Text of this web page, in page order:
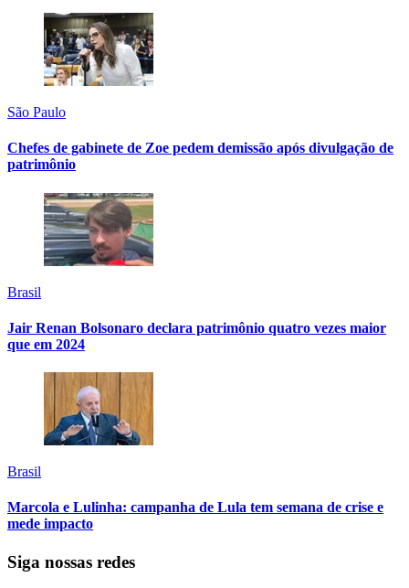
São Paulo
Chefes de gabinete de Zoe pedem demissão após divulgação de
patrimônio
Brasil
Jair Renan Bolsonaro declara patrimônio quatro vezes maior
que em 2024
Brasil
Marcola e Lulinha: campanha de Lula tem semana de crise e
mede impacto
Siga nossas redes